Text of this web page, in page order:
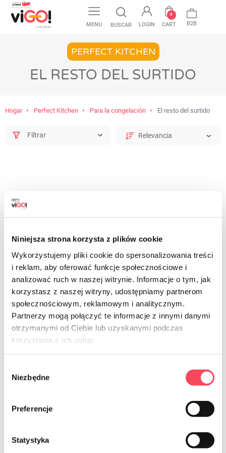
Niniejsza strona korzysta z plików cookie
Wykorzystujemy pliki cookie do spersonalizowania treści
i reklam, aby oferować funkcje społecznościowe i
analizować ruch w naszej witrynie. Informacje o tym, jak
korzystasz z naszej witryny, udostępniamy partnerom
społecznościowym, reklamowym i analitycznym.
Partnerzy mogą połączyć te informacje z innymi danymi
otrzymanymi od Ciebie lub uzyskanymi podczas
korzystania z ich usług.
zgody
Niezbędne
Preferencje
Statystyka
MENU BUSCAR LOGIN CART
0
B2B
PERFECT KITCHEN
EL RESTO DEL SURTIDO
Hogar Perfect Kitchen Para la congelación El resto del surtido
Filtrar
7566012
viGO! CASA CAJA N.º 1 2025
39,99 złbrutto
- +
7566011
viGO! Caja de cocina MINI N.° 1 2025
16,99 zł brutto